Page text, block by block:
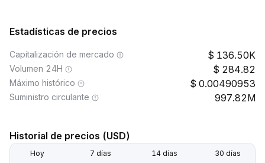
Estadísticas de precios
Capitalización de mercado 136.50K
Volumen 24H 284.82
Máximo histórico 0.00490953
Suministro circulante 997.82M
Historial de precios (USD)
Hoy 7 días 14 días 30 días